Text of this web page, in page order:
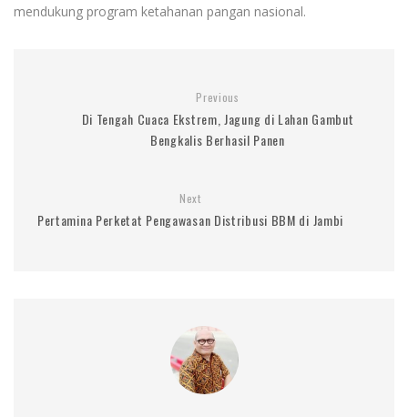
mendukung program ketahanan pangan nasional.
Previous
Di Tengah Cuaca Ekstrem, Jagung di Lahan Gambut
Bengkalis Berhasil Panen
Next
Pertamina Perketat Pengawasan Distribusi BBM di Jambi